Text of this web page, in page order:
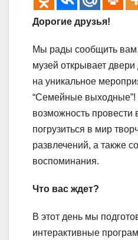
Дорогие друзья!
Мы рады сообщить
музей открывает
на уникальное
“Семейные выходные”!
возможность провести
погрузиться в мир
развлечений, а также
воспоминания.
Что вас ждет?
В этот день мы
интерактивные